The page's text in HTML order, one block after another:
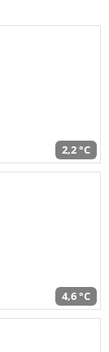
2,2 °C
4,6 °C